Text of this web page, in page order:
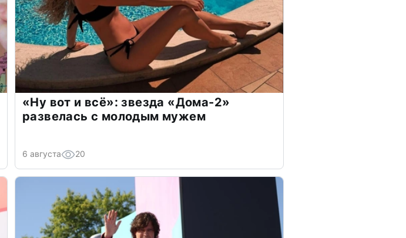
«Ну вот и всё»: звезда «Дома-2»
развелась с молодым мужем
6 августа 20